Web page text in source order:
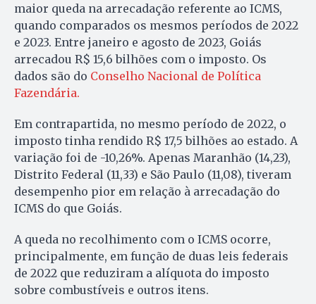
maior queda na arrecadação referente ao ICMS,
quando comparados os mesmos períodos de 2022
e 2023. Entre janeiro e agosto de 2023, Goiás
arrecadou R$ 15,6 bilhões com o imposto. Os
dados são do Conselho Nacional de Política
Fazendária.
Em contrapartida, no mesmo período de 2022, o
imposto tinha rendido R$ 17,5 bilhões ao estado. A
variação foi de -10,26%. Apenas Maranhão (14,23),
Distrito Federal (11,33) e São Paulo (11,08), tiveram
desempenho pior em relação à arrecadação do
ICMS do que Goiás.
A queda no recolhimento com o ICMS ocorre,
principalmente, em função de duas leis federais
de 2022 que reduziram a alíquota do imposto
sobre combustíveis e outros itens.